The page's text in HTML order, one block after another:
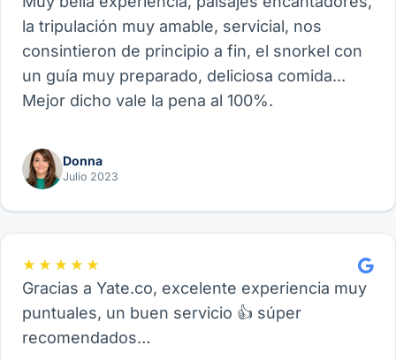
la tripulación muy amable, servicial, nos
consintieron de principio a fin, el snorkel con
un guía muy preparado, deliciosa comida...
Mejor dicho vale la pena al 100%.
Donna
Julio 2023
★★★★★
Gracias a Yate.co, excelente experiencia muy
puntuales, un buen servicio 👍 súper
recomendados…